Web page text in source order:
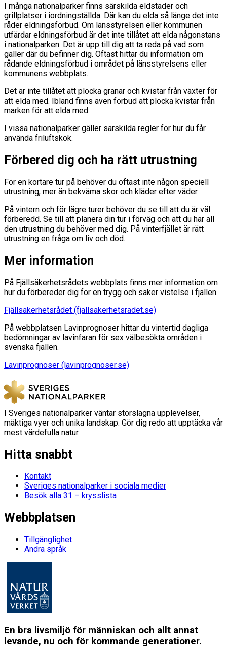
I många nationalparker finns särskilda eldstäder och
grillplatser i iordningställda. Där kan du elda så länge det inte
råder eldningsförbud. Om länsstyrelsen eller kommunen
utfärdar eldningsförbud är det inte tillåtet att elda någonstans
i nationalparken. Det är upp till dig att ta reda på vad som
gäller där du befinner dig. Oftast hittar du information om
rådande eldningsförbud i området på länsstyrelsens eller
kommunens webbplats.
Det är inte tillåtet att plocka granar och kvistar från växter för
att elda med. Ibland finns även förbud att plocka kvistar från
marken för att elda med.
I vissa nationalparker gäller särskilda regler för hur du får
använda friluftskök.
Förbered dig och ha rätt utrustning
För en kortare tur på behöver du oftast inte någon speciell
utrustning, mer än bekväma skor och kläder efter väder.
På vintern och för lägre turer behöver du se till att du är väl
förberedd. Se till att planera din tur i förväg och att du har all
den utrustning du behöver med dig. På vinterfjället är rätt
utrustning en fråga om liv och död.
Mer information
På Fjällsäkerhetsrådets webbplats finns mer information om
hur du förbereder dig för en trygg och säker vistelse i fjällen.
Fjällsäkerhetsrådet (fjallsakerhetsradet.se)
På webbplatsen Lavinprognoser hittar du vintertid dagliga
bedömningar av lavinfaran för sex välbesökta områden i
svenska fjällen.
Lavinprognoser (lavinprognoser.se)
I Sveriges nationalparker väntar storslagna upplevelser,
mäktiga vyer och unika landskap. Gör dig redo att upptäcka vår
mest värdefulla natur.
Hitta snabbt
Kontakt
Sveriges nationalparker i sociala medier
Besök alla 31 – krysslista
Webbplatsen
Tillgänglighet
Andra språk
En bra livsmiljö för människan och allt annat
levande, nu och för kommande generationer.